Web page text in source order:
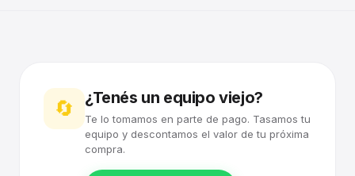
🔄 ¿Tenés un equipo viejo?
Te lo tomamos en parte de pago. Tasamos tu
equipo y descontamos el valor de tu próxima
compra.